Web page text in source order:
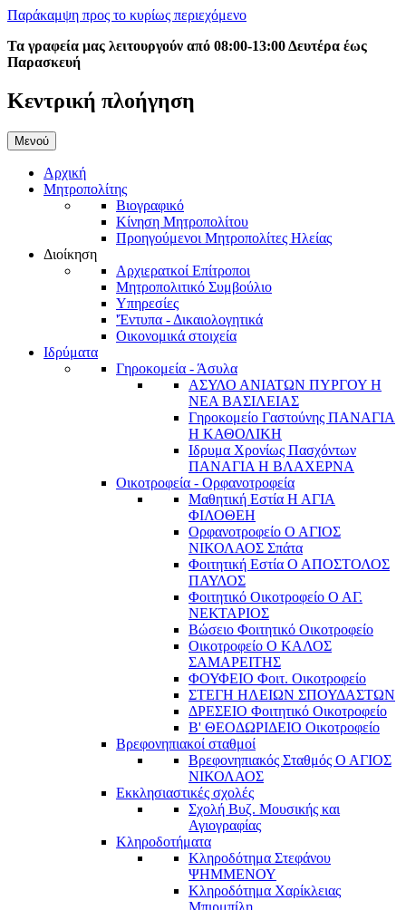
Παράκαμψη προς το κυρίως περιεχόμενο
Τα γραφεία μας λειτουργούν από 08:00-13:00 Δευτέρα έως
Παρασκευή
Κεντρική πλοήγηση
Μενού
Αρχική
Μητροπολίτης
Βιογραφικό
Κίνηση Μητροπολίτου
Προηγούμενοι Μητροπολίτες Ηλείας
Διοίκηση
Αρχιερατκοί Επίτροποι
Μητροπολιτικό Συμβούλιο
Υπηρεσίες
'Έντυπα - Δικαιολογητικά
Οικονομικά στοιχεία
Ιδρύματα
Γηροκομεία - Άσυλα
ΑΣΥΛΟ ΑΝΙΑΤΩΝ ΠΥΡΓΟΥ Η
ΝΕΑ ΒΑΣΙΛΕΙΑΣ
Γηροκομείο Γαστούνης ΠΑΝΑΓΙΑ
Η ΚΑΘΟΛΙΚΗ
Ιδρυμα Χρονίως Πασχόντων
ΠΑΝΑΓΙΑ Η ΒΛΑΧΕΡΝΑ
Οικοτροφεία - Ορφανοτροφεία
Μαθητική Εστία Η ΑΓΙΑ
ΦΙΛΟΘΕΗ
Ορφανοτροφείο Ο ΑΓΙΟΣ
ΝΙΚΟΛΑΟΣ Σπάτα
Φοιτητική Εστία Ο ΑΠΟΣΤΟΛΟΣ
ΠΑΥΛΟΣ
Φοιτητικό Οικοτροφείο Ο ΑΓ.
ΝΕΚΤΑΡΙΟΣ
Βώσειο Φοιτητικό Οικοτροφείο
Οικοτροφείο Ο ΚΑΛΟΣ
ΣΑΜΑΡΕΙΤΗΣ
ΦΟΥΦΕΙΟ Φοιτ. Οικοτροφείο
ΣΤΕΓΗ ΗΛΕΙΩΝ ΣΠΟΥΔΑΣΤΩΝ
ΔΡΕΣΕΙΟ Φοιτητικό Οικοτροφείο
Β' ΘΕΟΔΩΡΙΔΕΙΟ Οικοτροφείο
Βρεφονηπιακοί σταθμοί
Βρεφονηπιακός Σταθμός Ο ΑΓΙΟΣ
ΝΙΚΟΛΑΟΣ
Εκκλησιαστικές σχολές
Σχολή Βυζ. Μουσικής και
Αγιογραφίας
Κληροδοτήματα
Κληροδότημα Στεφάνου
ΨΗΜΜΕΝΟΥ
Κληροδότημα Χαρίκλειας
Μπιρμπίλη